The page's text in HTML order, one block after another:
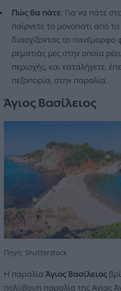
Πώς θα πάτε: Για να πάτε
παίρνετε το μονοπάτι από
διασχίζοντας το πανέμορφο
ρεματιάς μες στην οποία
περιοχής, και καταλήγετε,
πεζοπορία, στην παραλία.
Άγιος Βασίλειος
Πηγή: Shutterstock
Η παραλία Άγιος Βασίλειος
πολύβουη παραλία της Αγίας